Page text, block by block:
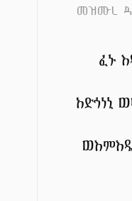
መዝሙረ
ፈኑ
አድኅነኒ